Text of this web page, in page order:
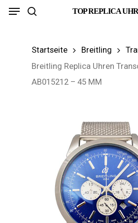
Skip
TOP REPLICA
Menu
Startseite Breitling
Breitling Replica Uhren
AB015212 – 45 MM